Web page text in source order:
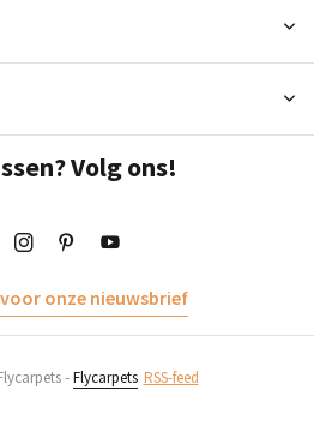
Volg ons!
voor onze nieuwsbrief
-Flycarpets RSS-feed